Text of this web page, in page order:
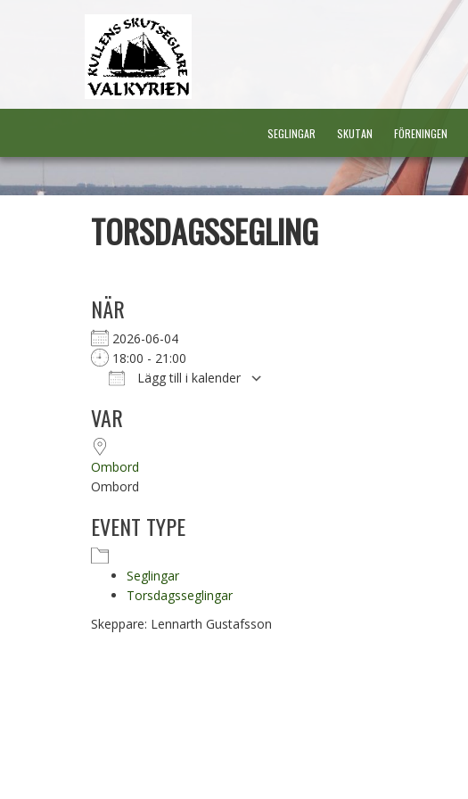
SEGLINGAR SKUTAN FÖRENINGEN
TORSDAGSSEGLING
NÄR
2026-06-04
18:00 - 21:00
Lägg till i kalender
VAR
Ombord
Ombord
EVENT TYPE
Seglingar
Torsdagsseglingar
Skeppare: Lennarth Gustafsson